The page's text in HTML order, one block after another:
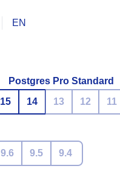
EN
Postgres Pro Standard
15 14 13 12 11
9.6 9.5 9.4